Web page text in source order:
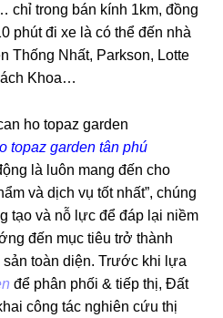
chỉ trong bán kính 1km, đồng
phút đi xe là có thể đến nhà
Thống Nhất, Parkson, Lotte
Khoa…
topaz garden tân phú
là luôn mang đến cho
và dịch vụ tốt nhất”, chúng
tạo và nỗ lực để đáp lại niềm
đến mục tiêu trở thành
toàn diện. Trước khi lựa
để phân phối & tiếp thị, Đất
công tác nghiên cứu thị